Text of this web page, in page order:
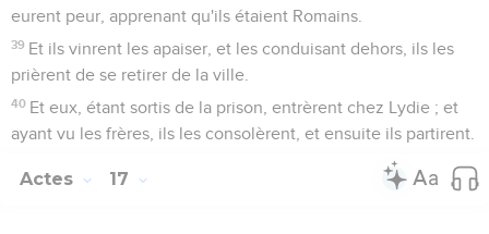
eurent peur, apprenant qu'ils étaient Romains.
39 Et ils vinrent les apaiser, et les conduisant dehors, ils les
prièrent de se retirer de la ville.
40 Et eux, étant sortis de la prison, entrèrent chez Lydie ; et
ayant vu les frères, ils les consolèrent, et ensuite ils partirent.
Actes 17